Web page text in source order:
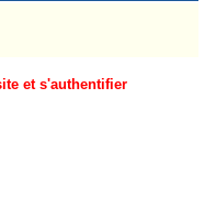
et s'authentifier